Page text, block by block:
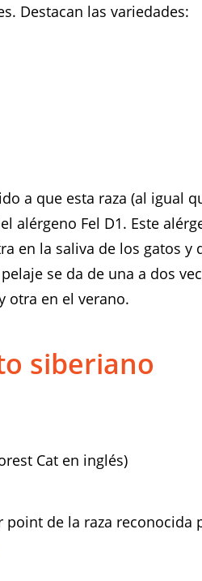
Destacan las variedades:
a que esta raza (al igual
alérgeno Fel D1. Este
en la saliva de los gatos y
se da de una a dos
otra en el verano.
siberiano
Cat en inglés)
point de la raza reconocida